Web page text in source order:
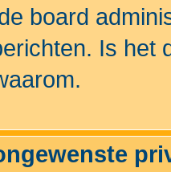
board
Is het